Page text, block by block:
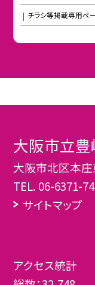
チラシ等掲載専用ペ
大阪市立
大阪市北区本
TEL. 06-6371-
サイトマップ
アクセス統計